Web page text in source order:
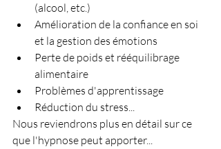
(alcool, etc.)
Amélioration de la confiance en soi
et la gestion des émotions
Perte de poids et rééquilibrage
alimentaire
Problèmes d'apprentissage
Réduction du stress...
Nous reviendrons plus en détail sur ce
que l'hypnose peut apporter...